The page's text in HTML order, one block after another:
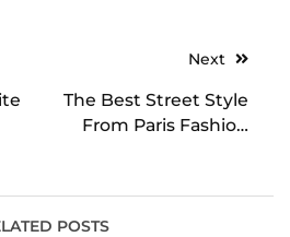
Next
The Best Street Style
From Paris Fashion
POSTS